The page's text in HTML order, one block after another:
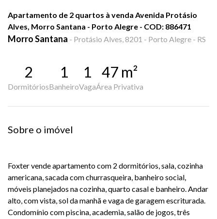
Apartamento de 2 quartos à venda Avenida Protásio
Alves, Morro Santana - Porto Alegre - COD: 886471
Morro Santana - Protásio Alves, 8201 - Porto Alegre - RS
2
Dormitórios
1
Banheiro
1
Vaga
47 m²
Área Privativa
Sobre o imóvel
Foxter vende apartamento com 2 dormitórios, sala, cozinha
americana, sacada com churrasqueira, banheiro social,
móveis planejados na cozinha, quarto casal e banheiro. Andar
alto, com vista, sol da manhã e vaga de garagem escriturada.
Condomínio com piscina, academia, salão de jogos, três